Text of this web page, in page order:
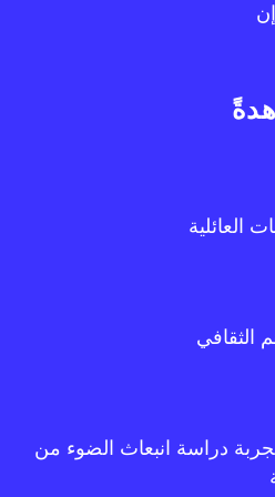
العائلية
الثقافي
دراسة انبعاث الضوء من